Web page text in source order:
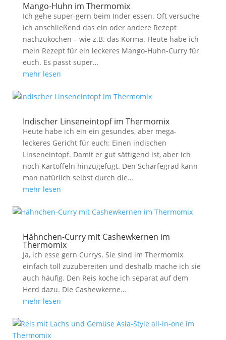
Mango-Huhn im Thermomix
Ich gehe super-gern beim Inder essen. Oft versuche
ich anschließend das ein oder andere Rezept
nachzukochen – wie z.B. das Korma. Heute habe ich
mein Rezept für ein leckeres Mango-Huhn-Curry für
euch. Es passt super…
mehr lesen
Indischer Linseneintopf im Thermomix
Heute habe ich ein ein gesundes, aber mega-
leckeres Gericht für euch: Einen indischen
Linseneintopf. Damit er gut sättigend ist, aber ich
noch Kartoffeln hinzugefügt. Den Schärfegrad kann
man natürlich selbst durch die…
mehr lesen
Hähnchen-Curry mit Cashewkernen im
Thermomix
Ja, ich esse gern Currys. Sie sind im Thermomix
einfach toll zuzubereiten und deshalb mache ich sie
auch häufig. Den Reis koche ich separat auf dem
Herd dazu. Die Cashewkerne…
mehr lesen